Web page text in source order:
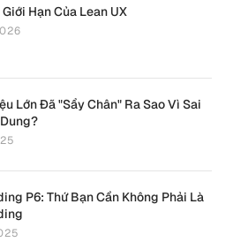
Hạn Của Lean UX
Lớn Đã "Sẩy Chân" Ra Sao Vì Sai
P6: Thứ Bạn Cần Không Phải Là